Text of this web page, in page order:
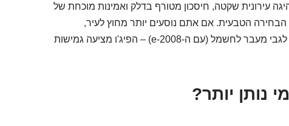
עירונית שקטה, חיסכון מטורף בדלק ואמינות מוכחת של
הטבעית. אם אתם נוסעים יותר מחוץ לעיר,
מחפשים קצת יותר כוח, או מתלבטים לגבי מעבר לחשמל (עם ה-e-2008) – הפיג'ו מציעה גמישות
נותן יותר?